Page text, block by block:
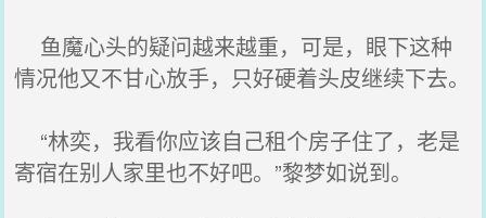
鱼魔心头的疑问越来越重，可是，眼下这种
情况他又不甘心放手，只好硬着头皮继续下去。
“林奕，我看你应该自己租个房子住了，老是
寄宿在别人家里也不好吧。”黎梦如说到。